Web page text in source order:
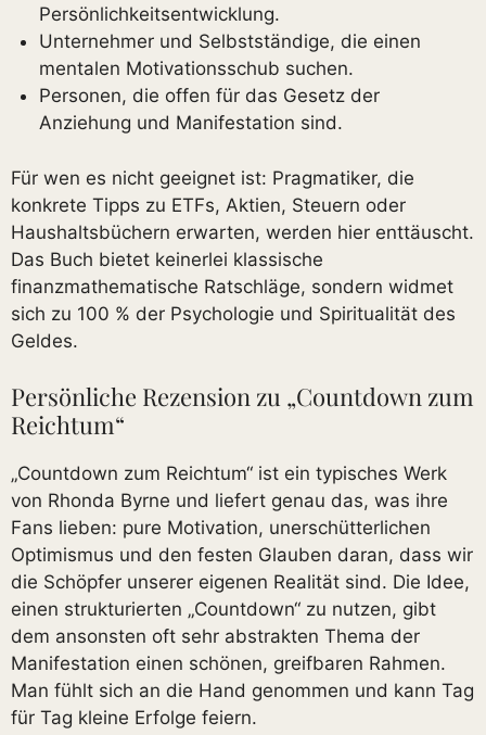
Persönlichkeitsentwicklung.
Unternehmer und Selbstständige, die einen
mentalen Motivationsschub suchen.
Personen, die offen für das Gesetz der
Anziehung und Manifestation sind.
Für wen es nicht geeignet ist: Pragmatiker, die
konkrete Tipps zu ETFs, Aktien, Steuern oder
Haushaltsbüchern erwarten, werden hier enttäuscht.
Das Buch bietet keinerlei klassische
finanzmathematische Ratschläge, sondern widmet
sich zu 100 % der Psychologie und Spiritualität des
Geldes.
Persönliche Rezension zu „Countdown zum
Reichtum“
„Countdown zum Reichtum“ ist ein typisches Werk
von Rhonda Byrne und liefert genau das, was ihre
Fans lieben: pure Motivation, unerschütterlichen
Optimismus und den festen Glauben daran, dass wir
die Schöpfer unserer eigenen Realität sind. Die Idee,
einen strukturierten „Countdown“ zu nutzen, gibt
dem ansonsten oft sehr abstrakten Thema der
Manifestation einen schönen, greifbaren Rahmen.
Man fühlt sich an die Hand genommen und kann Tag
für Tag kleine Erfolge feiern.